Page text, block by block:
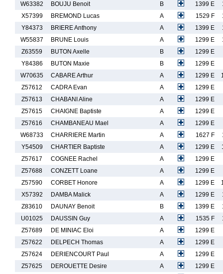
W63382
BOUJU Benoit B 1399 E
X57399
BREMOND Lucas A 1529 F
Y84373
BRIERE Anthony A 1399 E
W55837
BRUNE Louis A 1299 E
Z63559
BUTON Axelle B
1299 E
Y84386
BUTON Maxie B
1299 E
W70635
CABARE Arthur A 1299 E
Z57612
CADRA Evan A
1299 E
Z57613
CHABANI Aline A
1299 E
Z57615
CHAIGNE Baptiste A
1299 E
Z57616
CHAMBANEAU Mael A
1299 E
W68733
CHARRIERE Martin A 1627 F
Y54509
CHARTIER Baptiste A 1299 E
Z57617
COGNEE Rachel A
1299 E
Z57688
CONZETT Loane A
1299 E
Z57590
CORBET Honore A 1299 E
X57392
DAMBA Malick A 1299 E
Z83610
DAUNAY Benoit B 1399 E
U01025
DAUSSIN Guy A 1535 F
Z57689
DE MINIAC Eloi A
1299 E
Z57622
DELPECH Thomas A
1299 E
Z57624
DERIENCOURT Paul A
1299 E
Z57625
DEROUETTE Desire A
1299 E